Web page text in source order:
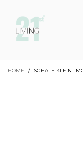
HOME / SCHALE KLEIN